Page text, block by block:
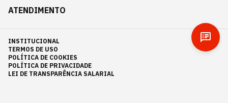
ATENDIMENTO
INSTITUCIONAL
TERMOS DE USO
POLÍTICA DE COOKIES
POLÍTICA DE PRIVACIDADE
LEI DE TRANSPARÊNCIA SALARIAL